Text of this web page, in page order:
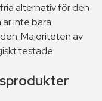
alternativ för den
inte bara
Majoriteten av
testade.